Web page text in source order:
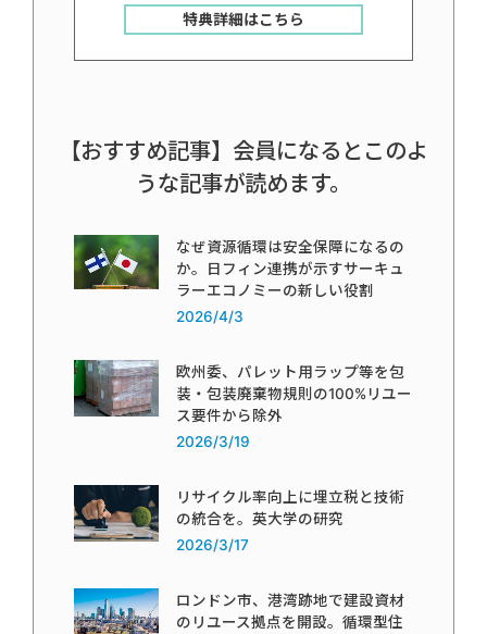
特典詳細はこちら
【おすすめ記事】会員になるとこのよ
うな記事が読めます。
なぜ資源循環は安全保障になるの
か。日フィン連携が示すサーキュ
ラーエコノミーの新しい役割
2026/4/3
欧州委、パレット用ラップ等を包
装・包装廃棄物規則の100%リユー
ス要件から除外
2026/3/19
リサイクル率向上に埋立税と技術
の統合を。英大学の研究
2026/3/17
ロンドン市、港湾跡地で建設資材
のリユース拠点を開設。循環型住